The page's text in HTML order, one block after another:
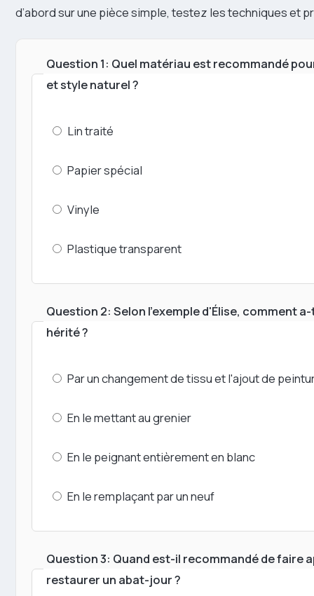
d’abord sur une pièce simple, testez les techniques et
Question 1: Quel matériau est recommandé
et style naturel ?
Lin traité
Papier spécial
Vinyle
Plastique transparent
Question 2: Selon l'exemple d'Élise, comment
hérité ?
Par un changement de tissu et l'ajout de
En le mettant au grenier
En le peignant entièrement en blanc
En le remplaçant par un neuf
Question 3: Quand est-il recommandé de faire
restaurer un abat-jour ?